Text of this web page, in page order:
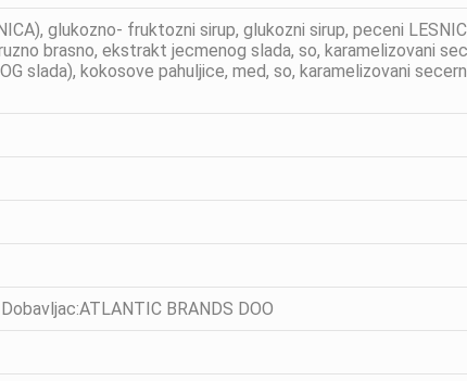
glukozno- fruktozni sirup, glukozni sirup, peceni
brasno, ekstrakt jecmenog slada, so, karamelizovani
slada), kokosove pahuljice, med, so, karamelizovani
BRANDS DOO